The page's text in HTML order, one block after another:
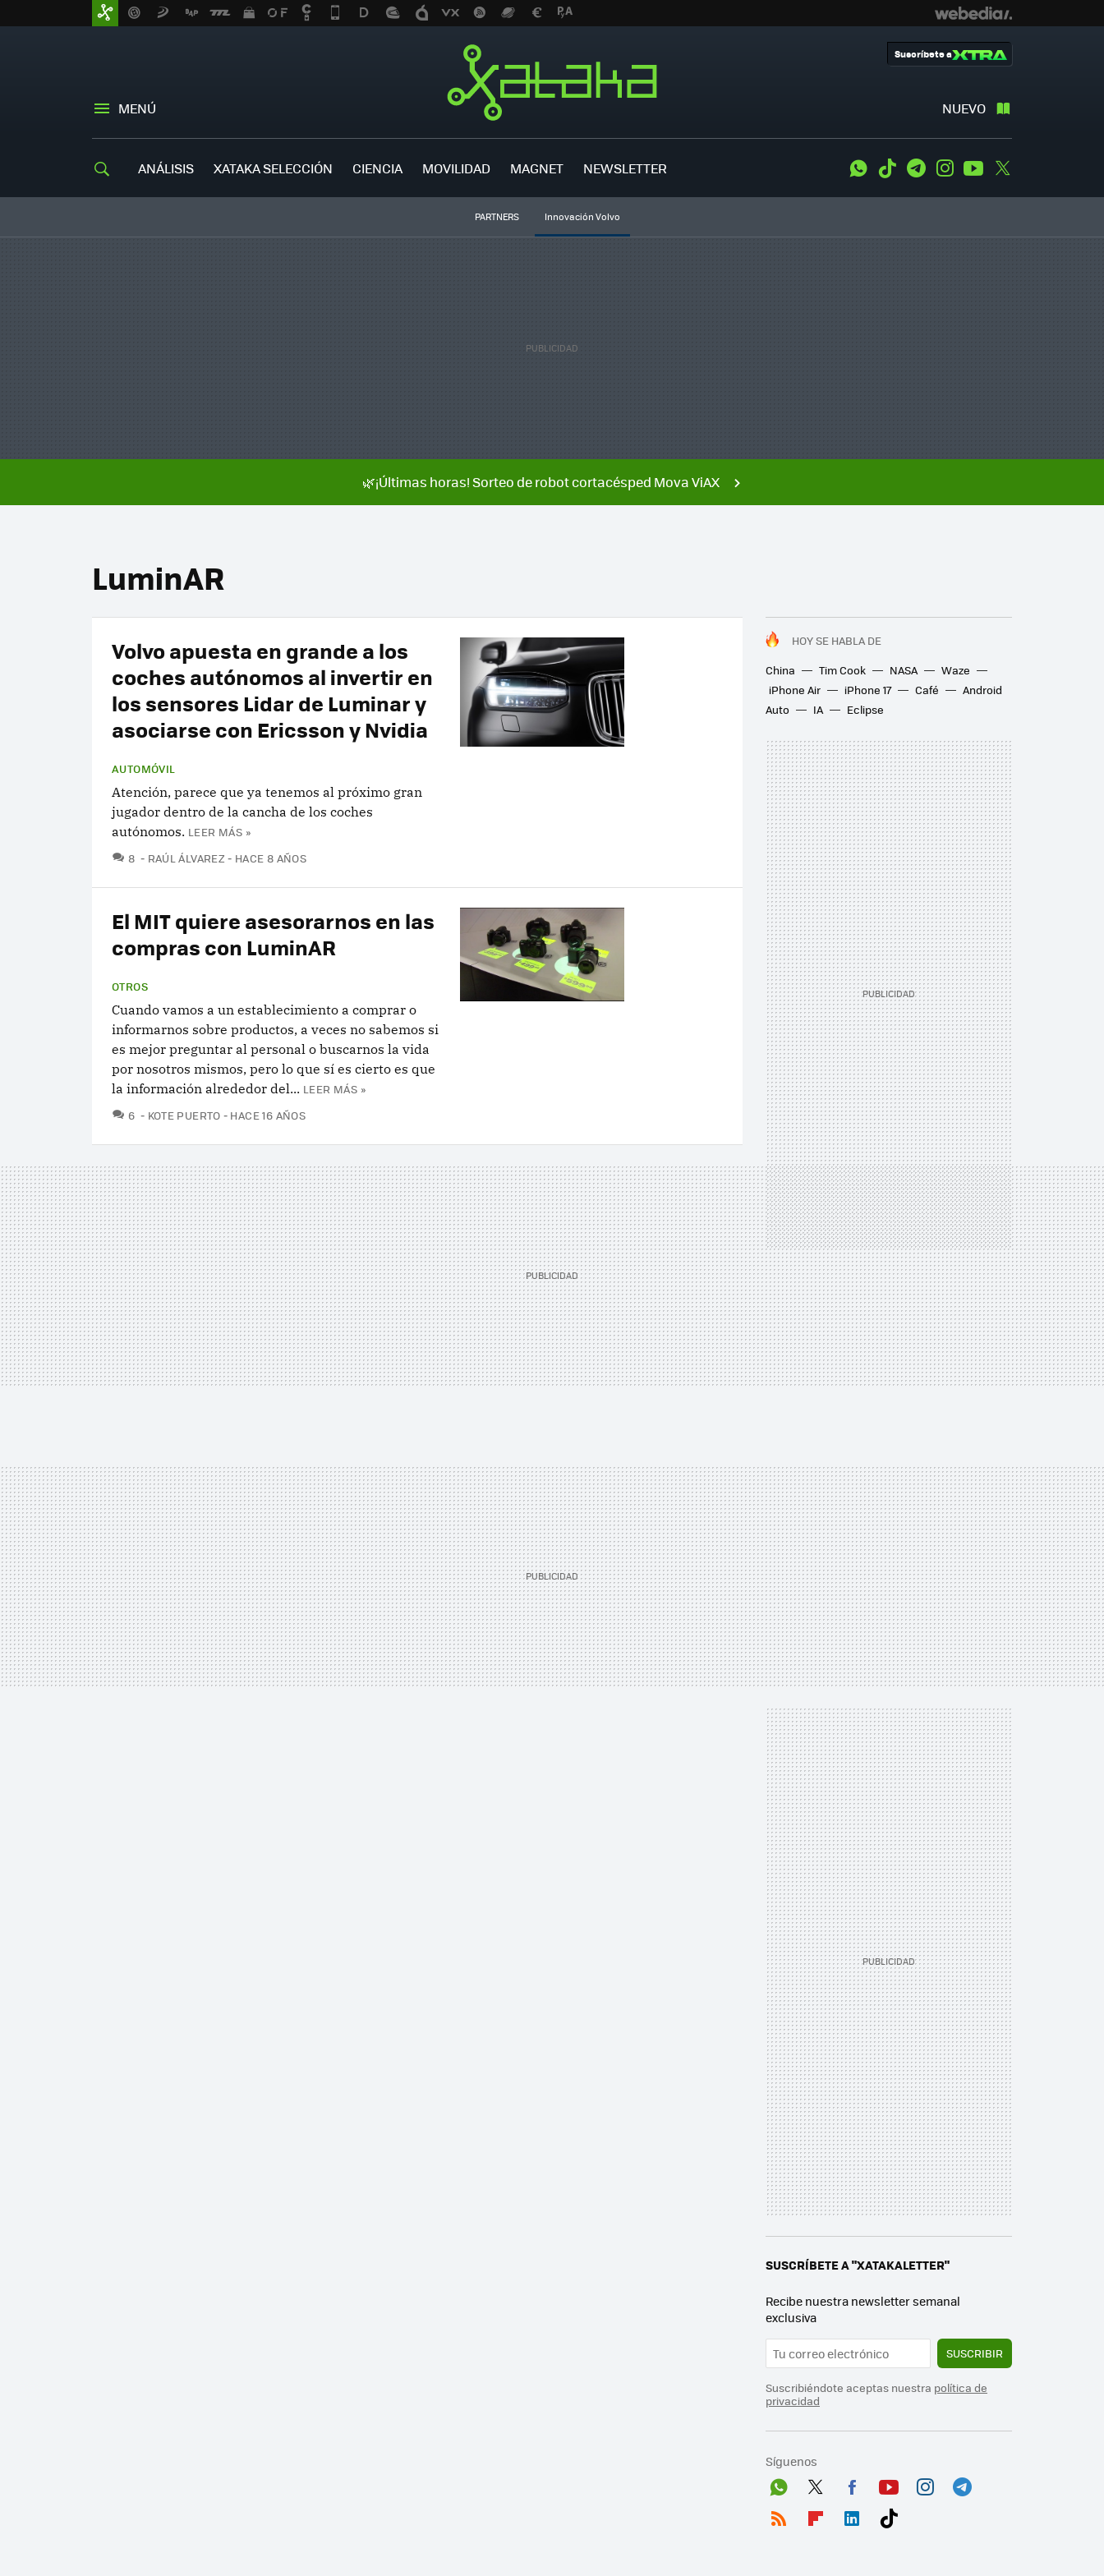
MENÚ NUEVO
Suscríbete a
ANÁLISIS XATAKA SELECCIÓN CIENCIA MOVILIDAD MAGNET NEWSLETTER WhatsApp
Tiktok TelegramInstagramYoutube
PARTNERS Innovación Volvo
🌿¡Últimas horas! Sorteo de robot cortacésped Mova ViAX
LuminAR
HOY SE HABLA DE
China
Tim Cook NASA
Waze
iPhone Air
iPhone 17 Café
Android
Auto
IA Eclipse
Volvo apuesta en grande a los
coches autónomos al invertir en
los sensores Lidar de Luminar y
asociarse con Ericsson y Nvidia
AUTOMÓVIL
Atención, parece que ya tenemos al próximo gran
jugador dentro de la cancha de los coches
autónomos. LEER MÁS »
8 COMENTARIOS
RAÚL ÁLVAREZ HACE 8 AÑOS
El MIT quiere asesorarnos en las
compras con LuminAR
OTROS
Cuando vamos a un establecimiento a comprar o
informarnos sobre productos, a veces no sabemos si
es mejor preguntar al personal o buscarnos la vida
por nosotros mismos, pero lo que sí es cierto es que
la información alrededor del... LEER MÁS »
6 COMENTARIOS
KOTE PUERTO HACE 16 AÑOS
SUSCRÍBETE A "XATAKALETTER"
Recibe nuestra newsletter semanal
exclusiva
SUSCRIBIR
Suscribiéndote aceptas nuestra política de
privacidad
Síguenos
Wh
Twit
Fac
You